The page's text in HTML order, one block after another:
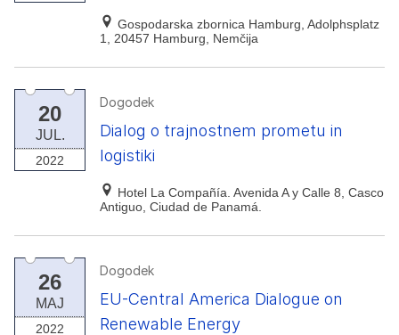
Gospodarska zbornica Hamburg, Adolphsplatz
1, 20457 Hamburg, Nemčija
20
JUL.
2022
Dogodek
Dialog o trajnostnem prometu in
logistiki
Hotel La Compañía. Avenida A y Calle 8, Casco
Antiguo, Ciudad de Panamá.
26
MAJ
2022
Dogodek
EU-Central America Dialogue on
Renewable Energy